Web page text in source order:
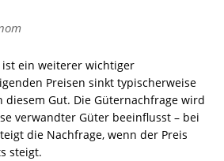
ist ein weiterer wichtiger
Preisen sinkt typischerweise
diesem Gut. Die Güternachfrage wird
verwandter Güter beeinflusst – bei
die Nachfrage, wenn der Preis
steigt.